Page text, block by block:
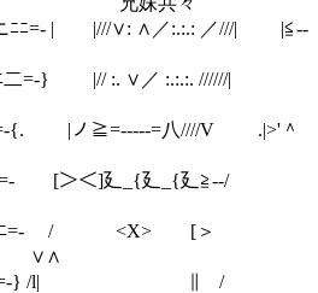
∨: ∧／:.:.: ／///| |≦‐-
|// :. ∨／ :.:.:. //////|
|ノ≧=‐---‐=八////V .|>'＾
[＞＜]廴_{廴_{廴≧‐-/
ﾆ=- / <X> [＞
ﾆﾆ=-} /l| ∥ /